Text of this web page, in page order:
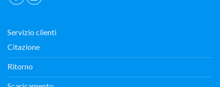
Servizio clienti
Citazione
Ritorno